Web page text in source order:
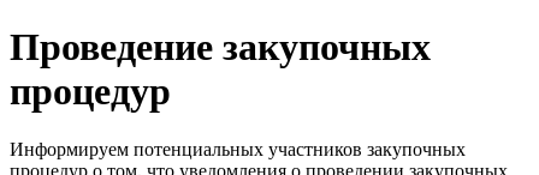
Проведение закупочных
процедур
Информируем потенциальных участников закупочных
процедур о том, что уведомления о проведении закупочных